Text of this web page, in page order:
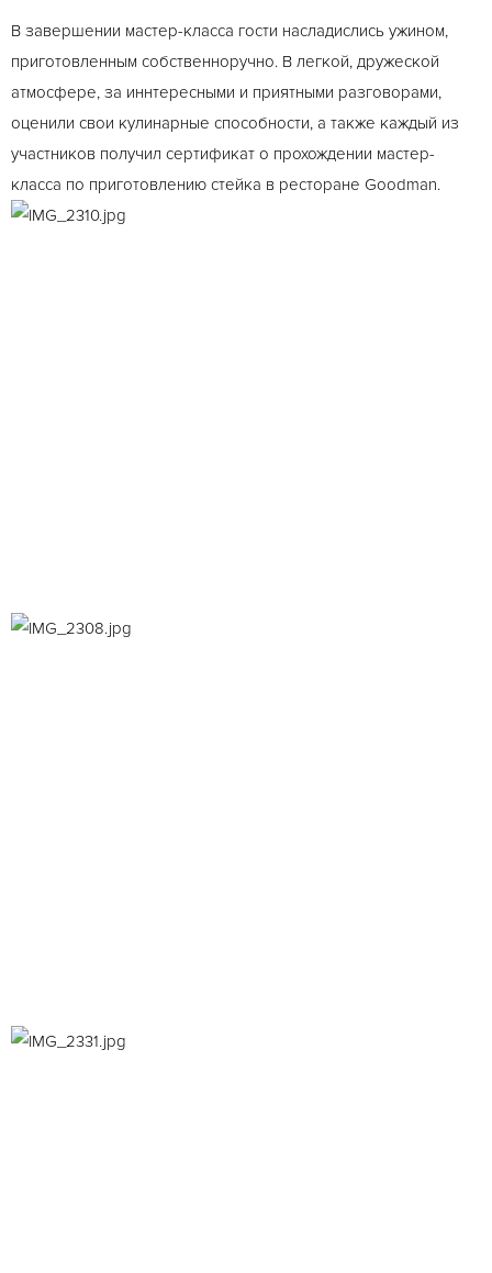
В завершении мастер-класса гости насладислись ужином,
приготовленным собственноручно. В легкой, дружеской
атмосфере, за иннтересными и приятными разговорами,
оценили свои кулинарные способности, а также каждый из
участников получил сертификат о прохождении мастер-
класса по приготовлению стейка в ресторане Goodman.